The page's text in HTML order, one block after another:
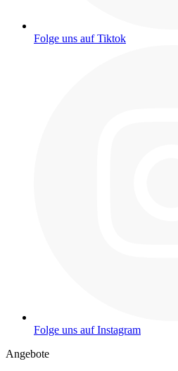
Folge uns auf Tiktok
Folge uns auf Instagram
Angebote